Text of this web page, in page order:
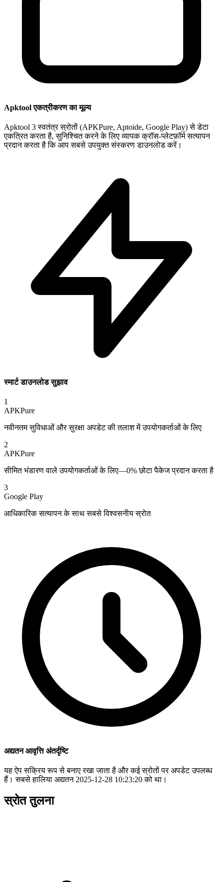
Apktool एकत्रीकरण का मूल्य
Apktool 3 स्वतंत्र स्रोतों (APKPure, Aptoide, Google Play) से डेटा
एकत्रित करता है, सुनिश्चित करने के लिए व्यापक क्रॉस-प्लेटफ़ॉर्म सत्यापन
प्रदान करता है कि आप सबसे उपयुक्त संस्करण डाउनलोड करें।
स्मार्ट डाउनलोड सुझाव
1
APKPure
नवीनतम सुविधाओं और सुरक्षा अपडेट की तलाश में उपयोगकर्ताओं के लिए
2
APKPure
सीमित भंडारण वाले उपयोगकर्ताओं के लिए—0% छोटा पैकेज प्रदान करता है
3
Google Play
आधिकारिक सत्यापन के साथ सबसे विश्वसनीय स्रोत
अद्यतन आवृत्ति अंतर्दृष्टि
यह ऐप सक्रिय रूप से बनाए रखा जाता है और कई स्रोतों पर अपडेट उपलब्ध
हैं। सबसे हालिया अद्यतन 2025-12-28 10:23:20 को था।
स्रोत तुलना